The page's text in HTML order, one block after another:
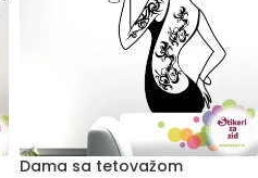
Dama sa tetovažom